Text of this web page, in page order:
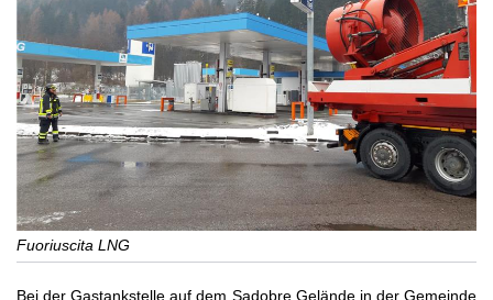
Fuoriuscita LNG
Bei der Gastankstelle auf dem Sadobre Gelände in der Gemeinde